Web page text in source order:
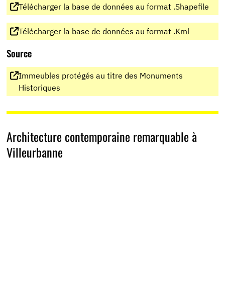
Télécharger la base de données au format .Shapefile
Télécharger la base de données au format .Kml
Source
Immeubles protégés au titre des Monuments
Historiques
Architecture contemporaine remarquable à
Villeurbanne